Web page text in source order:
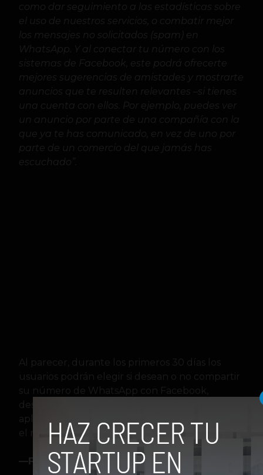
como dar seguimiento a las estadísticas sobre
el uso de nuestros servicios, o combatir mejor
los mensajes no solicitados (spam) en
WhatsApp. Y al conectar tu número con los
sistemas de Facebook, este podrá ofrecerte
mejores sugerencias de amistades y mostrarte
anuncios que te resulten relevantes –si tienes
una cuenta con ellos. Por ejemplo, puedes ver
un anuncio por parte de una compañía con la
que ya te has comunicado, en vez de uno por
parte de un comercio del que jamás has
escuchado”.
Al parecer, durante los primeros 30 días los
usuarios podrán elegir si desean o no compartir
su número de WhatsApp con Facebook,
desactivando la casilla al momento que la
aplicación muestra el aviso, o directamente en
el menú de ajustes.
—Fuente: Blog WhatsApp